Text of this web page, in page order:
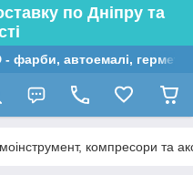
по Дніпру та
- фарби, автоемалі,
компресори та